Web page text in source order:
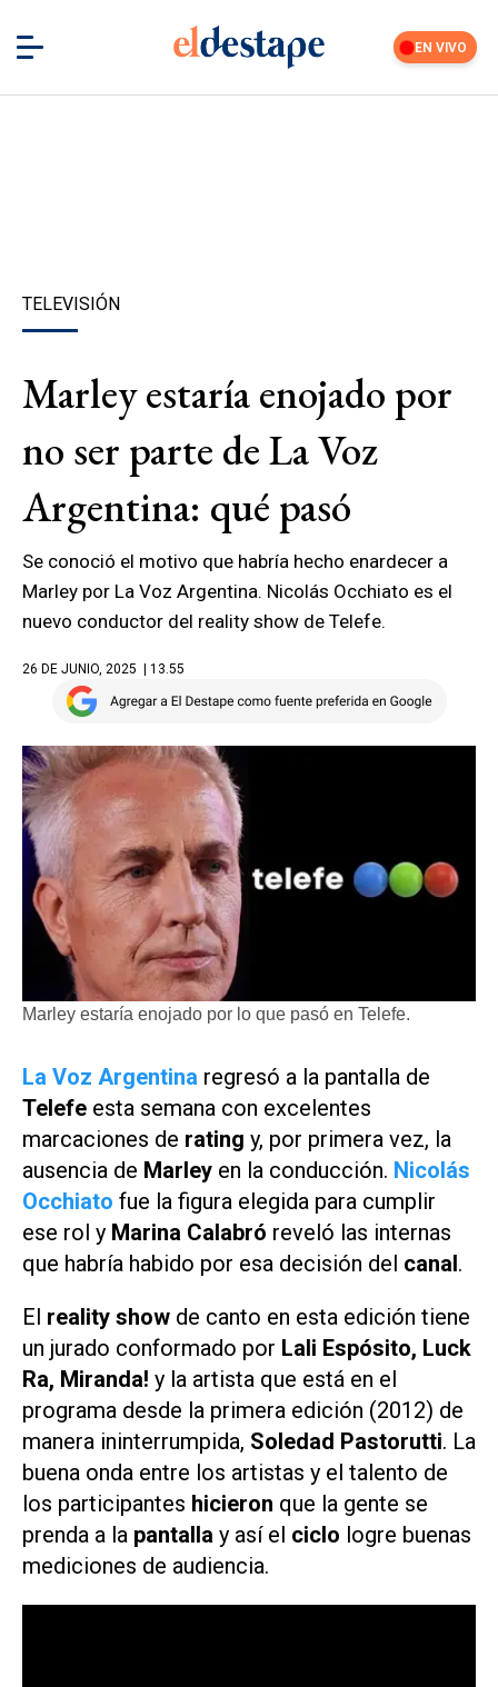
EN VIVO
TELEVISIÓN
Marley estaría enojado por
no ser parte de La Voz
Argentina: qué pasó
Se conoció el motivo que habría hecho enardecer a
Marley por La Voz Argentina. Nicolás Occhiato es el
nuevo conductor del reality show de Telefe.
26 DE JUNIO, 2025 | 13.55
Marley estaría enojado por lo que pasó en Telefe.
La Voz Argentina regresó a la pantalla de
Telefe esta semana con excelentes
marcaciones de rating y, por primera vez, la
ausencia de Marley en la conducción. Nicolás
Occhiato fue la figura elegida para cumplir
ese rol y Marina Calabró reveló las internas
que habría habido por esa decisión del canal.
El reality show de canto en esta edición tiene
un jurado conformado por Lali Espósito, Luck
Ra, Miranda! y la artista que está en el
programa desde la primera edición (2012) de
manera ininterrumpida, Soledad Pastorutti. La
buena onda entre los artistas y el talento de
los participantes hicieron que la gente se
prenda a la pantalla y así el ciclo logre buenas
mediciones de audiencia.